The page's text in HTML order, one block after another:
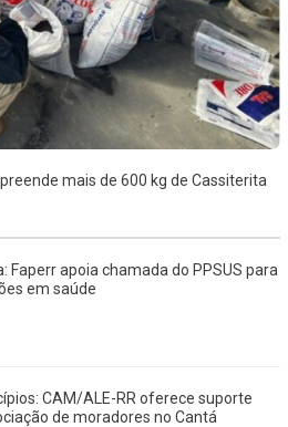
mais de 600 kg de Cassiterita
Faperr apoia chamada do PPSUS para
em saúde
CAM/ALE-RR oferece suporte
de moradores no Cantá